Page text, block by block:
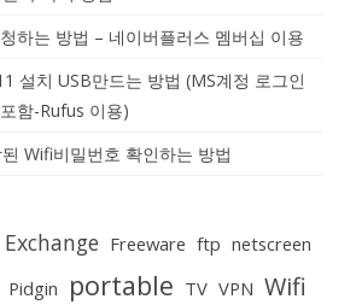
하는 방법 – 네이버플러스 멤버십 이용
설치 USB만드는 방법 (MS계정 로그인
함-Rufus 이용)
Wifi비밀번호 확인하는 방법
Exchange Freeware ftp netscreen
Pidgin portable TV VPN Wifi